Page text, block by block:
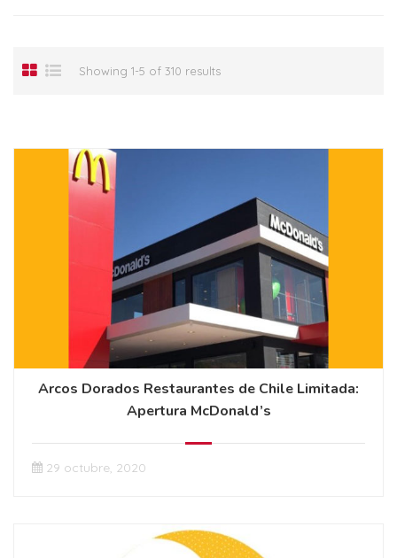
Showing 1-5 of 310 results
Arcos Dorados Restaurantes de Chile Limitada:
Apertura McDonald’s
29 octubre, 2020